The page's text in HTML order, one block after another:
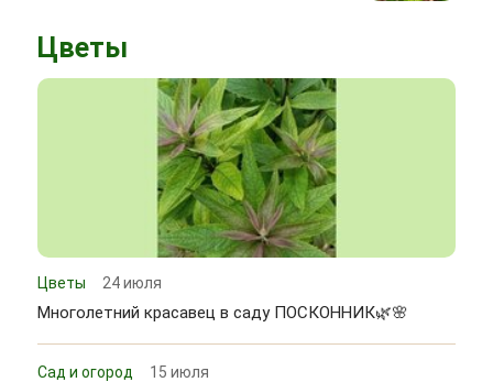
Цветы
Цветы 24 июля
Многолетний красавец в саду ПОСКОННИК🌿🌸
Сад и огород 15 июля